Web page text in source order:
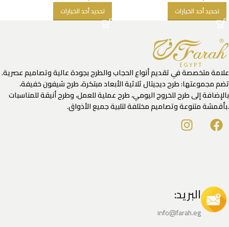
تحديد أحد الخيارات تحديد أحد الخيارات
علامة متخصصة في تقديم أنواع الحجاب والطرح بجودة عالية وتصاميم عصرية.
تضم مجموعتها: طرح ديجيتال ثلاثية الأبعاد مبتكرة، طرح شيفون خفيفة،
بالإضافة إلى طرح للخروج اليومي، طرح عملية للعمل، وطرح أنيقة للمناسبات
.بأقمشة متنوعة وتصاميم مختلفة لتلبية جميع الأذواق.
البريد:
info@farah.eg